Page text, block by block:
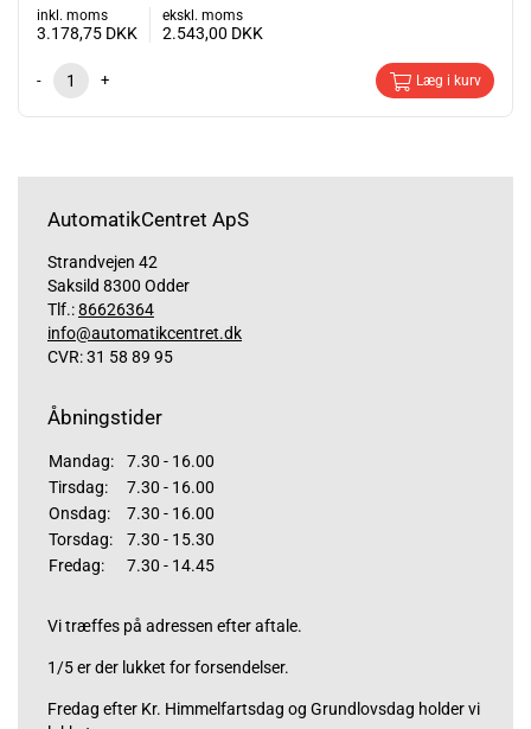
inkl. moms
3.178,75 DKK
ekskl. moms
2.543,00 DKK
- + Læg i kurv
AutomatikCentret ApS
Strandvejen 42
Saksild 8300 Odder
Tlf.:86626364
info@automatikcentret.dk
CVR: 31 58 89 95
Åbningstider
Mandag:
7.30 - 16.00
Tirsdag:
7.30 - 16.00
Onsdag:
7.30 - 16.00
Torsdag:
7.30 - 15.30
Fredag:
7.30 - 14.45
Vi træffes på adressen efter aftale.
1/5 er der lukket for forsendelser.
Fredag efter Kr. Himmelfartsdag og Grundlovsdag holder vi